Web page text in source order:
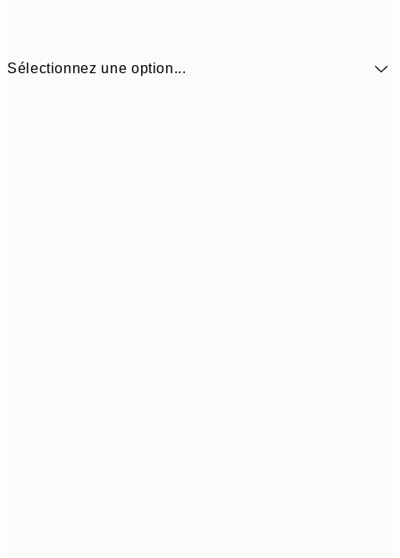
Sélectionnez une option...